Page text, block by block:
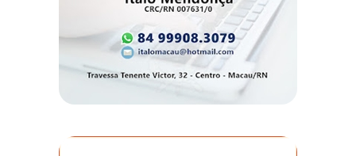
MUNDO
CORO